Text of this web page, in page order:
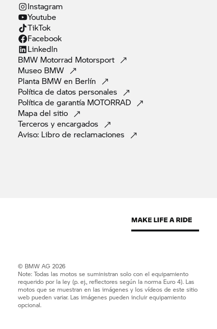
Instagram
Youtube
TikTok
Facebook
Linkedln
BMW Motorrad Motorsport
Museo BMW
Planta BMW en Berlín
Política de datos personales
Política de garantía MOTORRAD
Mapa delsitio
Terceros yencargados
Aviso: Libro de reclamaciones
© BMW AG 2026
Note: Todas las motos se suministran solo con el equipamiento
requerido por la ley (p. ej., reflectores según la norma Euro 4). Las
motos que se muestran en las imágenes y los vídeos de este sitio
web pueden variar. Las imágenes pueden incluir equipamiento
opcional.